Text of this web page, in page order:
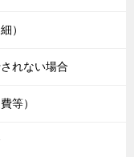
）
れない場合
等）